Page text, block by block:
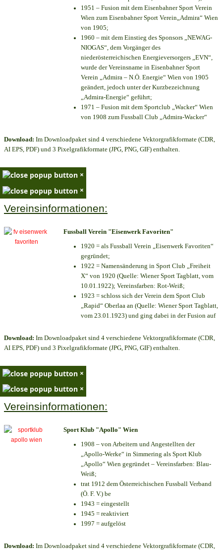
1951 – Fusion mit dem Eisenbahner Sport Verein
Wien zum Eisenbahner Sport Verein„Admira“ Wien
von 1905;
1960 – mit dem Einstieg des Sponsors „NEWAG-
NIOGAS“, dem Vorgänger des
niederösterreichischen Energieversorgers „EVN“,
wurde der Vereinsname in Eisenbahner Sport
Verein „Admira – N.Ö. Energie“ Wien von 1905
geändert, jedoch unter der Kurzbezeichnung
„Admira-Energie“ geführt;
1971 – Fusion mit dem Sportclub „Wacker“ Wien
von 1908 zum Fussball Club „Admira-Wacker“
Download: Im Downloadpaket sind 4 verschiedene Vektorgrafikformate (CDR,
AI EPS, PDF) und 3 Pixelgrafikformate (JPG, PNG, GIF) enthalten.
×
×
Vereinsinformationen:
Fussball Verein "Eisenwerk Favoriten"
1920 = als Fussball Verein „Eisenwerk Favoriten“
gegründet;
1922 = Namensänderung in Sport Club „Freiheit
X“ von 1920 (Quelle: Wiener Sport Tagblatt, vom
10.01.1922); Vereinsfarben: Rot-Weiß;
1923 = schloss sich der Verein dem Sport Club
„Rapid“ Oberlaa an (Quelle: Wiener Sport Tagblatt,
vom 23.01.1923) und ging dabei in der Fusion auf
Download: Im Downloadpaket sind 4 verschiedene Vektorgrafikformate (CDR,
AI EPS, PDF) und 3 Pixelgrafikformate (JPG, PNG, GIF) enthalten.
×
×
Vereinsinformationen:
Sport Klub "Apollo" Wien
1908 – von Arbeitern und Angestellten der
„Apollo-Werke“ in Simmering als Sport Klub
„Apollo“ Wien gegründet – Vereinsfarben: Blau-
Weiß;
trat 1912 dem Österreichischen Fussball Verband
(Ö. F. V.) be
1943 = eingestellt
1945 = reaktiviert
1997 = aufgelöst
Download: Im Downloadpaket sind 4 verschiedene Vektorgrafikformate (CDR,